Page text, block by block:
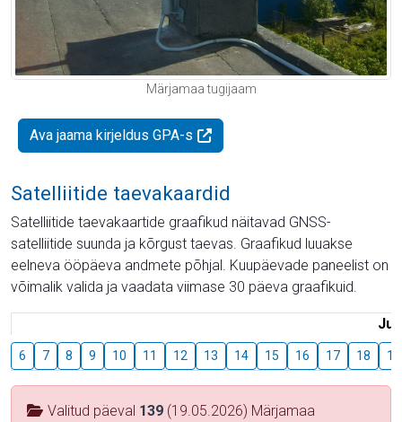
Märjamaa tugijaam
Ava jaama kirjeldus GPA-s
Satelliitide taevakaardid
Satelliitide taevakaartide graafikud näitavad GNSS-
satelliitide suunda ja kõrgust taevas. Graafikud luuakse
eelneva ööpäeva andmete põhjal. Kuupäevade paneelist on
võimalik valida ja vaadata viimase 30 päeva graafikuid.
6 7 8 9 10 11 12 13 14 15 16 17 18 19
Valitud päeval 139 (19.05.2026) Märjamaa